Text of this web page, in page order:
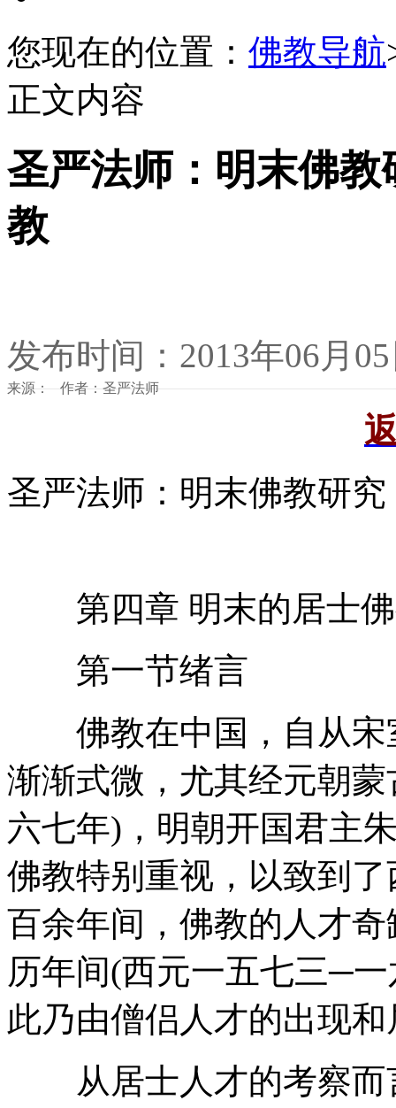
您现在的位置： 佛教导航
正文内容
圣严法师：明末佛
教
发布时间：2013年06月
来源： 作者：圣严法师
圣严法师：明末佛教研
第四章 明末的居士
第一节绪言
佛教在中国，自从宋
渐渐式微，尤其经元朝
六七年)，明朝开国君主
佛教特别重视，以致到
百余年间，佛教的人才
历年间(西元一五七三─
此乃由僧侣人才的出现
从居士人才的考察而